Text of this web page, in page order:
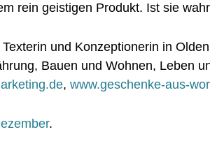
rein geistigen Produkt. Ist sie
und Konzeptionerin in
Bauen und Wohnen, Leben
, www.geschenke-aus-
.